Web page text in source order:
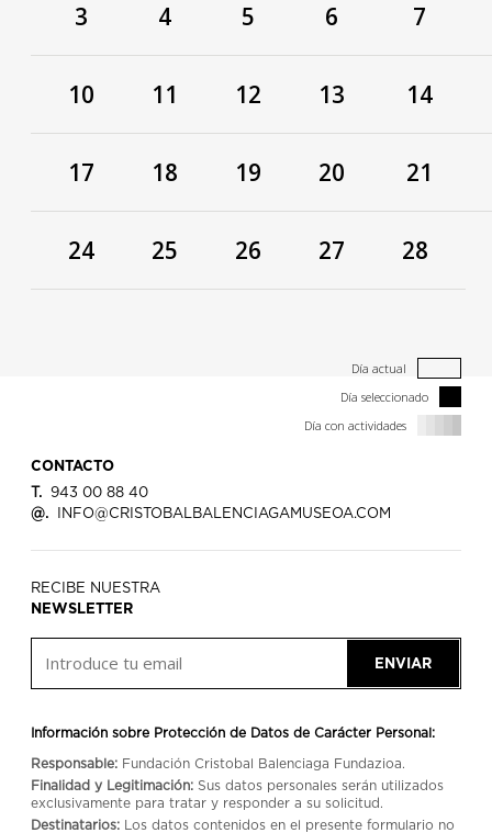
3 4 5 6 7
10 11 12 13 14
17 18 19 20 21
24 25 26 27 28
Día actual
Día seleccionado
Día con actividades
CONTACTO
T.
943 00 88 40
@.
INFO@CRISTOBALBALENCIAGAMUSEOA.COM
RECIBE NUESTRA
NEWSLETTER
ENVIAR
Información sobre Protección de Datos de Carácter Personal:
Responsable: Fundación Cristobal Balenciaga Fundazioa.
Finalidad y Legitimación: Sus datos personales serán utilizados
exclusivamente para tratar y responder a su solicitud.
Destinatarios:
Los datos contenidos en el presente formulario no